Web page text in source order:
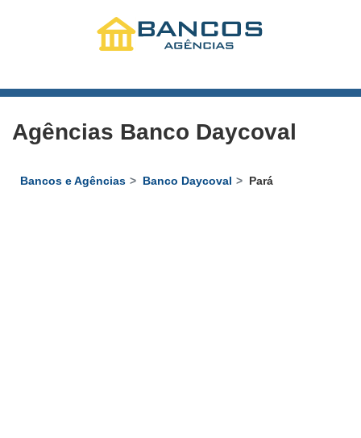
Agências Banco Daycoval
Bancos e Agências Banco Daycoval Pará